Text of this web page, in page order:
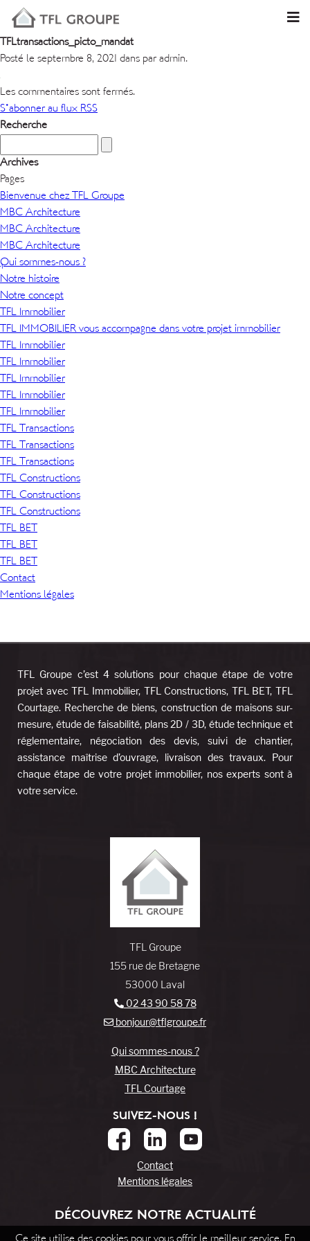
TFLtransactions_picto_mandat
Posté le septembre 8, 2021 dans par admin.
Les commentaires sont fermés.
S'abonner au flux RSS
Recherche
Archives
Pages
Bienvenue chez TFL Groupe
MBC Architecture
MBC Architecture
MBC Architecture
Qui sommes-nous ?
Notre histoire
Notre concept
TFL Immobilier
TFL IMMOBILIER vous accompagne dans votre projet immobilier
TFL Immobilier
TFL Immobilier
TFL Immobilier
TFL Immobilier
TFL Immobilier
TFL Transactions
TFL Transactions
TFL Transactions
TFL Constructions
TFL Constructions
TFL Constructions
TFL BET
TFL BET
TFL BET
Contact
Mentions légales
TFL Groupe c’est 4 solutions pour chaque étape de votre
projet avec TFL Immobilier, TFL Constructions, TFL BET, TFL
Courtage. Recherche de biens, construction de maisons sur-
mesure, étude de faisabilité, plans 2D / 3D, étude technique et
réglementaire, négociation des devis, suivi de chantier,
assistance maîtrise d’ouvrage, livraison des travaux. Pour
chaque étape de votre projet immobilier, nos experts sont à
votre service.
TFL Groupe
155 rue de Bretagne
53000 Laval
02 43 90 58 78
bonjour@tflgroupe.fr
Qui sommes-nous ?
MBC Architecture
TFL Courtage
SUIVEZ-NOUS !
Contact
Mentions légales
DÉCOUVREZ NOTRE ACTUALITÉ